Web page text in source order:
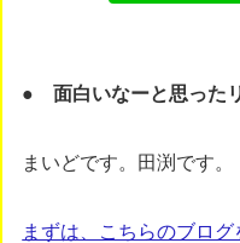
● 面白いなーと思った
まいどです。田渕です。
まずは、こちらのブログ